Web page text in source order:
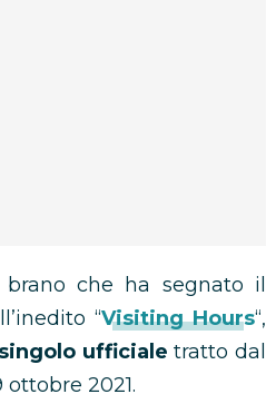
brano che ha segnato il
“Visiting Hours“,
ufficiale tratto dal
2021.